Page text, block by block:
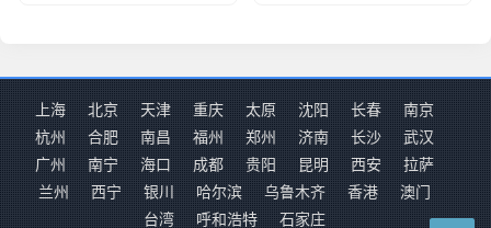
上海 北京 天津 重庆 太原 沈阳 长春
南京
杭州
合肥 南昌 福州 郑州 济南 长沙
武汉
广州
南宁 海口 成都 贵阳 昆明 西安
拉萨
兰州
西宁 银川 哈尔滨 乌鲁木齐 香港
澳门
台湾
呼和浩特 石家庄